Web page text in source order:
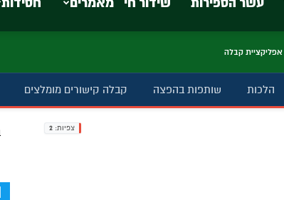
אפליקציית קבלה
הלכות שותפות בהפצה קבלה קישורים מומלצים
צפיות: 2